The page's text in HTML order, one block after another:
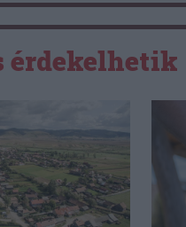
érdekelhetik